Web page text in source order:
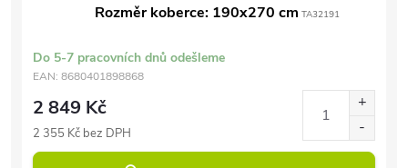
Rozměr koberce: 190x270 cm TA32191
Do 5-7 pracovních dnů odešleme
EAN: 8680401898868
2 849 Kč
2 355 Kč bez DPH